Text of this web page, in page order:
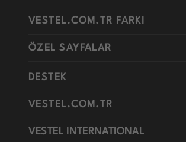
VESTEL.COM.TR FARKI
ÖZEL SAYFALAR
DESTEK
VESTEL.COM.TR
VESTEL INTERNATIONAL